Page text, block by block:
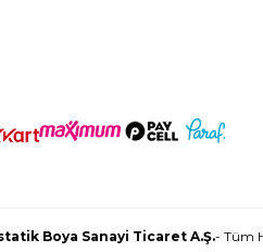
Boya Sanayi Ticaret A.Ş.- Tüm